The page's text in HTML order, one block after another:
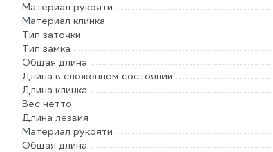
Материал рукояти
Материал клинка
Тип заточки
Тип замка
Общая длина
Длина в сложенном состоянии
Длина клинка
Вес нетто
Длина лезвия
Материал рукояти
Общая длина